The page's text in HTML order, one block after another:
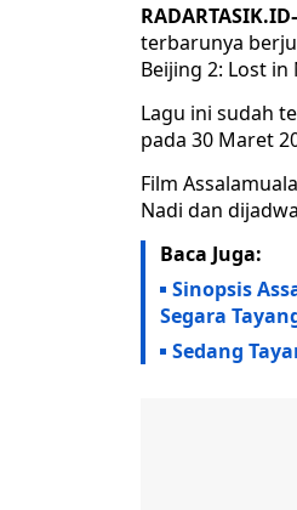
terbarunya
Beijing 2: Lost in
Lagu ini sudah
pada 30 Maret
Film
Nadi dan
Baca Juga:
Sinopsis
Segara
Sedang